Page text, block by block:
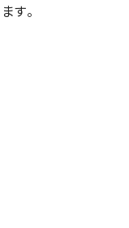
す。